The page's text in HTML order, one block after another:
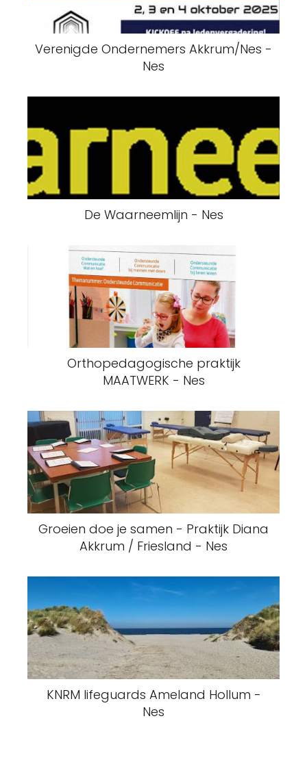
Verenigde Ondernemers Akkrum/Nes -
Nes
De Waarneemlijn - Nes
Orthopedagogische praktijk
MAATWERK - Nes
Groeien doe je samen - Praktijk Diana
Akkrum / Friesland - Nes
KNRM lifeguards Ameland Hollum -
Nes